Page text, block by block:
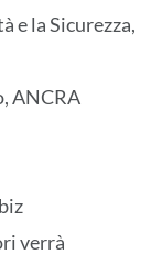
e la Sicurezza,
ANCRA
verrà